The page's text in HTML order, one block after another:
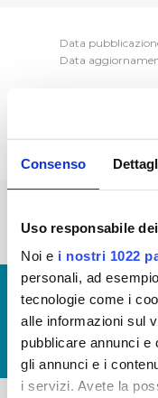
Consenso
Uso responsabile
Noi e i nostri 1022
personali, ad
tecnologie come i
alle informazioni sul
pubblicare annunci e
gli annunci e i
i servizi. Avete la
Data
Data
« prima ‹
© Copyright 2017 -